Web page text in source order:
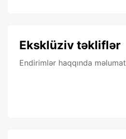
Eksklüziv təkliflər
Endirimlər haqqında məlumat